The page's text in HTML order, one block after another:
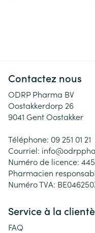
Contactez nous
ODRP Pharma BV
Oostakkerdorp 26
9041 Gent Oostakker
Téléphone: 09 251 01 21
Courriel: info@
Numéro de licence:
Pharmacien
Numéro TVA:
Service à la
FAQ